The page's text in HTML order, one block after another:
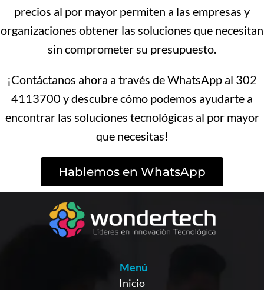
precios al por mayor permiten a las empresas y
organizaciones obtener las soluciones que necesitan
sin comprometer su presupuesto.
¡Contáctanos ahora a través de WhatsApp al 302
4113700 y descubre cómo podemos ayudarte a
encontrar las soluciones tecnológicas al por mayor
que necesitas!
Hablemos en WhatsApp
Menú
Inicio